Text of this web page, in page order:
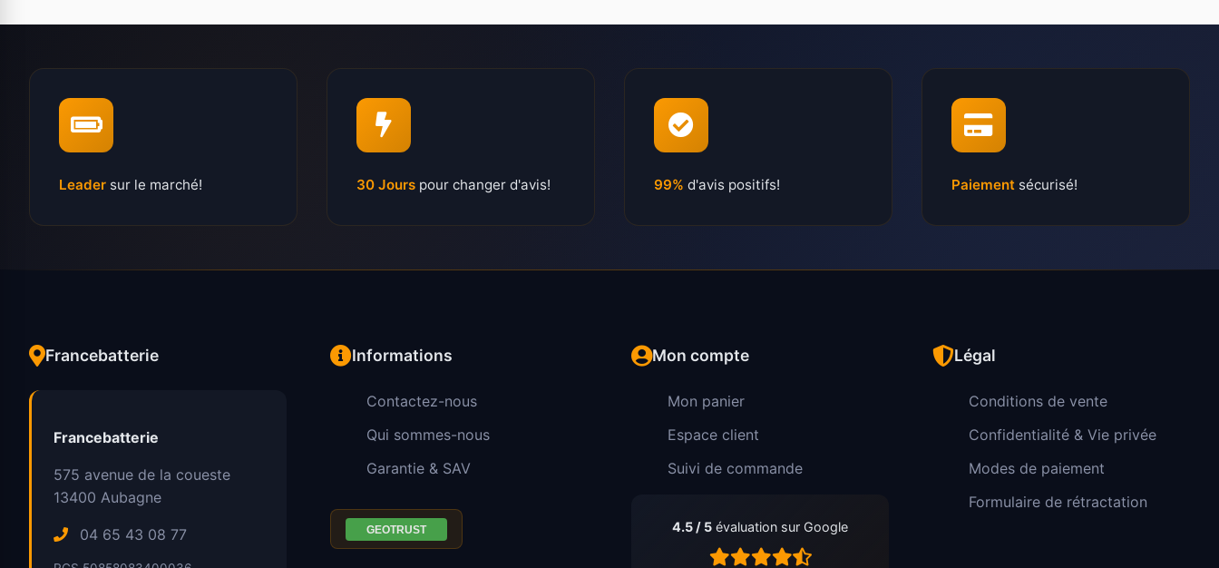
Leader sur le marché! 30 Jours pour changer d'avis! 99% d'avis positifs! Paiement sécurisé!
Francebatterie
Francebatterie
575 avenue de la coueste
13400 Aubagne
04 65 43 08 77
Informations
Contactez-nous
Qui sommes-nous
Garantie & SAV
Mon compte
Mon panier
Espace client
Suivi de commande
4.5 / 5 évaluation sur Google
Légal
Conditions de vente
Confidentialité & Vie privée
Modes de paiement
Formulaire de rétractation